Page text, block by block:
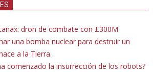
dron de combate con £300M
una bomba nuclear para destruir un
a la Tierra.
comenzado la insurrección de los robots?